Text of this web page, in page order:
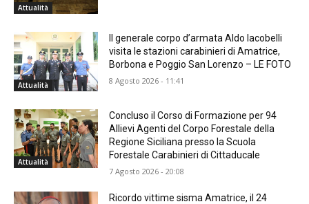
Attualità
Attualità
Il generale corpo d’armata Aldo Iacobelli
visita le stazioni carabinieri di Amatrice,
Borbona e Poggio San Lorenzo – LE FOTO
8 Agosto 2026 - 11:41
Attualità
Concluso il Corso di Formazione per 94
Allievi Agenti del Corpo Forestale della
Regione Siciliana presso la Scuola
Forestale Carabinieri di Cittaducale
7 Agosto 2026 - 20:08
Ricordo vittime sisma Amatrice, il 24